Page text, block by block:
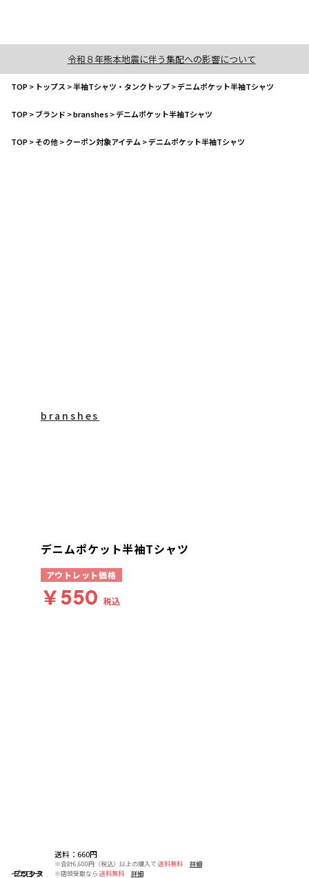
令和８年熊本地震に伴う集配への影響について
TOP> トップス >半袖Tシャツ・タンクトップ>デニムポケット半袖Tシャツ
TOP>ブランド >branshes>デニムポケット半袖Tシャツ
TOP>その他>クーポン対象アイテム >デニムポケット半袖Tシャツ
イエロー
ミックス
ブラック
送料： 660円
※合計6,600円（税込）以上の購入で 送料無料
詳細
※店頭受取なら 送料無料 詳細
branshes
デニムポケット半袖Tシャツ
アウトレット価格
￥550 税込